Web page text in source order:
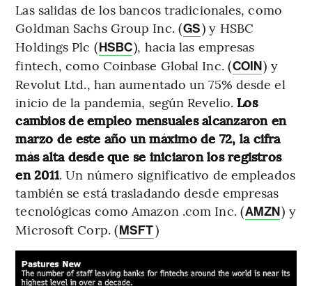
Las salidas de los bancos tradicionales, como
Goldman Sachs Group Inc. (GS) y HSBC
Holdings Plc (HSBC), hacia las empresas
fintech, como Coinbase Global Inc. (COIN) y
Revolut Ltd., han aumentado un 75% desde el
inicio de la pandemia, según Revelio. Los
cambios de empleo mensuales alcanzaron en
marzo de este año un máximo de 72, la cifra
más alta desde que se iniciaron los registros
en 2011. Un número significativo de empleados
también se está trasladando desde empresas
tecnológicas como Amazon .com Inc. (AMZN) y
Microsoft Corp. (MSFT)